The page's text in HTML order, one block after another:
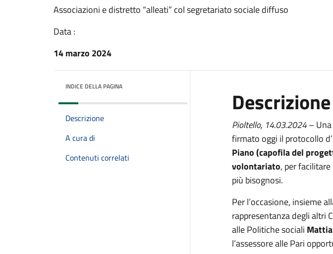
Associazioni e distretto “alleati” col segretariato sociale diffuso
Data :
14 marzo 2024
INDICE DELLA PAGINA
Descrizione
A cura di
Contenuti correlati
Descrizione
Pioltello, 14.03.2024– Una
firmato oggi il protocollo
Piano (capofila del
volontariato, per
più bisognosi.
Per l’occasione, insieme
rappresentanza degli altri
alle Politiche sociali
l’assessore alle Pari